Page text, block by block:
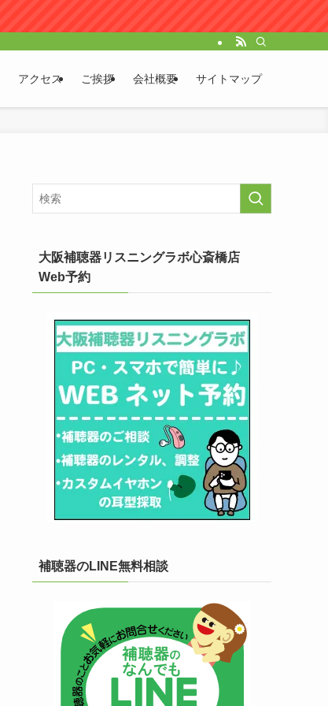
アクセス ご挨拶 会社概要 サイトマップ
大阪補聴器リスニングラボ心斎橋店
Web予約
補聴器のLINE無料相談